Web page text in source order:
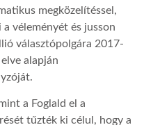
megközelítéssel,
véleményét és jusson
választópolgára 2017-
alapján
a Foglald el a
tűzték ki célul, hogy a